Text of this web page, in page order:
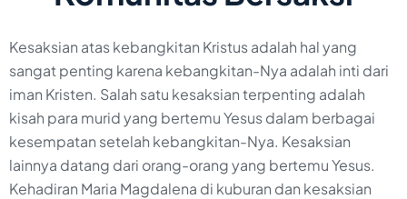
Kesaksian atas kebangkitan Kristus adalah hal yang
sangat penting karena kebangkitan-Nya adalah inti dari
iman Kristen. Salah satu kesaksian terpenting adalah
kisah para murid yang bertemu Yesus dalam berbagai
kesempatan setelah kebangkitan-Nya. Kesaksian
lainnya datang dari orang-orang yang bertemu Yesus.
Kehadiran Maria Magdalena di kuburan dan kesaksian